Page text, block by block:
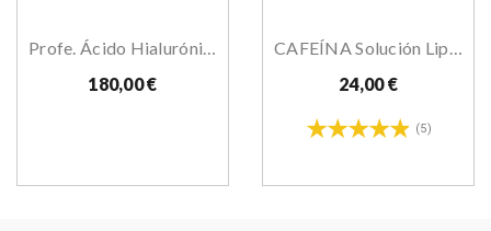
Profe. Ácido Hialurónico 3,5%
180,00 €
CAFEÍNA Solución Lipolítica 10%
24,00 €
(5)